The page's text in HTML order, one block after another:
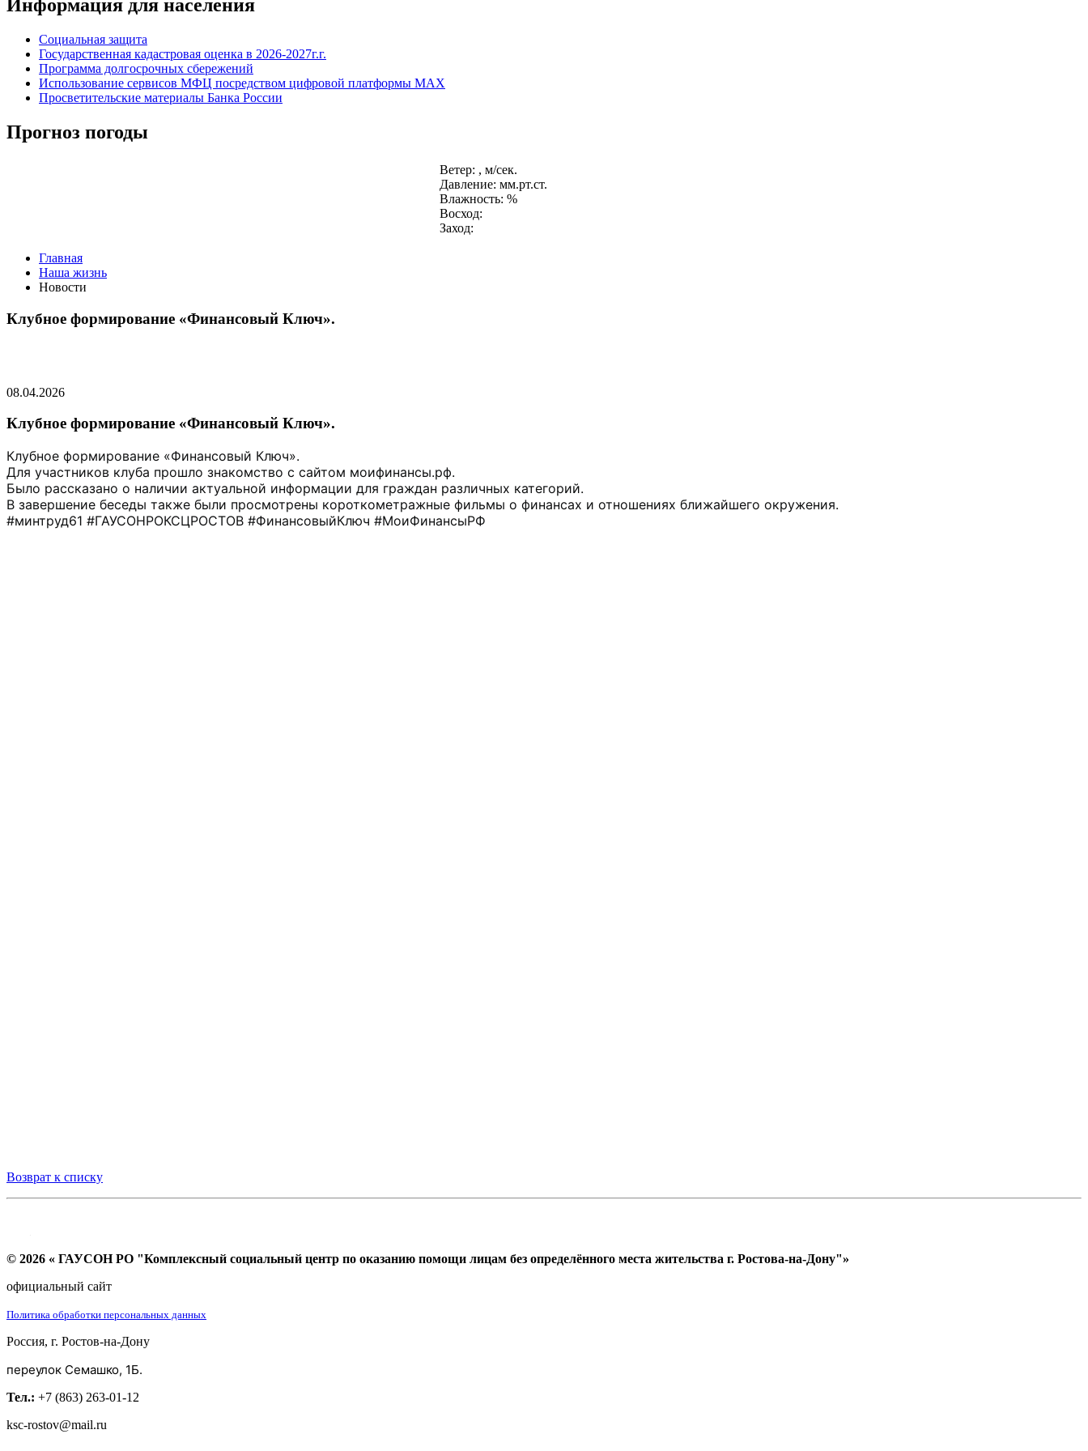
Информация для населения
Социальная защита
Государственная кадастровая оценка в 2026-2027г.г.
Программа долгосрочных сбережений
Использование сервисов МФЦ посредством цифровой платформы MAX
Просветительские материалы Банка России
Прогноз погоды
Ветер: , м/сек.
Давление: мм.рт.ст.
Влажность: %
Восход:
Заход:
Главная
Наша жизнь
Новости
Клубное формирование «Финансовый Ключ».
08.04.2026
Клубное формирование «Финансовый Ключ».
Клубное формирование «Финансовый Ключ».
Для участников клуба прошло знакомство с сайтом моифинансы.рф.
Было рассказано о наличии актуальной информации для граждан различных категорий.
В завершение беседы также были просмотрены короткометражные фильмы о финансах и отношениях ближайшего окружения.
#минтруд61 #ГАУСОНРОКСЦРОСТОВ #ФинансовыйКлюч #МоиФинансыРФ
Возврат к списку
© 2026 « ГАУСОН РО "Комплексный социальный центр по оказанию помощи лицам без определённого места жительства г. Ростова-на-Дону"»
официальный сайт
Политика обработки персональных данных
Россия, г. Ростов-на-Дону
переулок Семашко, 1Б.
Тел.: +7 (863) 263-01-12
ksc-rostov@mail.ru